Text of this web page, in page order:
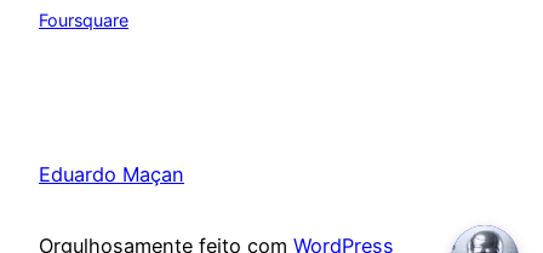
Foursquare
Eduardo Maçan
Orgulhosamente feito com WordPress